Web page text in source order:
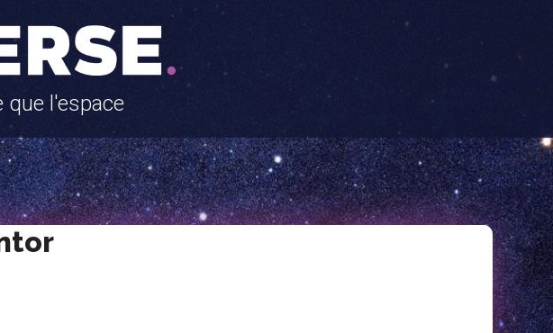
que l'espace